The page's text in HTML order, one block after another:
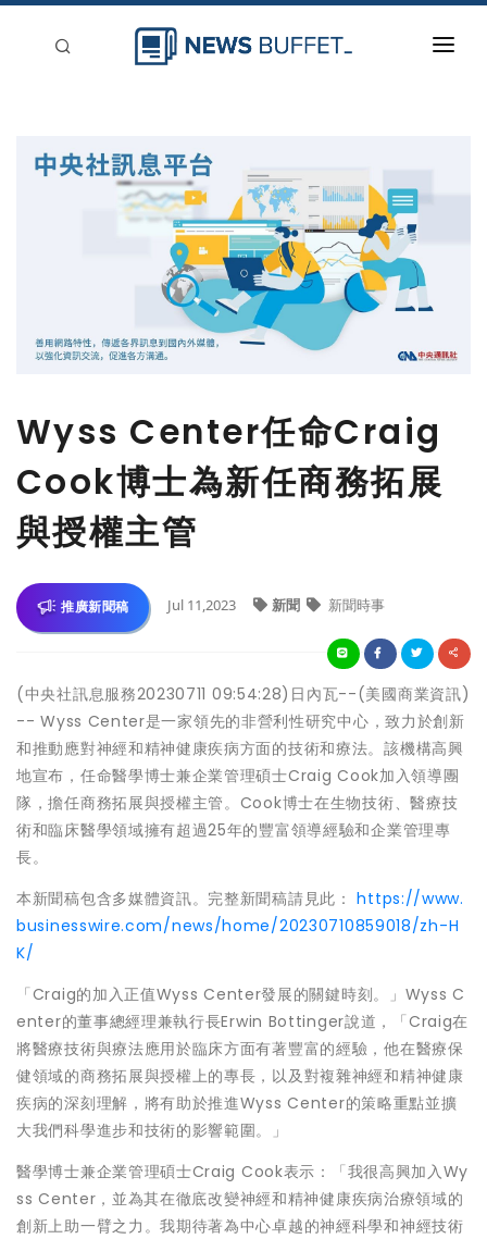
Wyss Center任命Craig
Cook博士為新任商務拓展
與授權主管
推廣新聞稿 Jul 11,2023 新聞 新聞時事
(中央社訊息服務20230711 09:54:28)日內瓦--(美國商業資訊)
-- Wyss Center是一家領先的非營利性研究中心，致力於創新
和推動應對神經和精神健康疾病方面的技術和療法。該機構高興
地宣布，任命醫學博士兼企業管理碩士Craig Cook加入領導團
隊，擔任商務拓展與授權主管。Cook博士在生物技術、醫療技
術和臨床醫學領域擁有超過25年的豐富領導經驗和企業管理專
長。
本新聞稿包含多媒體資訊。完整新聞稿請見此：https://www.
businesswire.com/news/home/20230710859018/zh-H
K/
「Craig的加入正值Wyss Center發展的關鍵時刻。」Wyss C
enter的董事總經理兼執行長Erwin Bottinger說道，「Craig在
將醫療技術與療法應用於臨床方面有著豐富的經驗，他在醫療保
健領域的商務拓展與授權上的專長，以及對複雜神經和精神健康
疾病的深刻理解，將有助於推進Wyss Center的策略重點並擴
大我們科學進步和技術的影響範圍。」
醫學博士兼企業管理碩士Craig Cook表示：「我很高興加入Wy
ss Center，並為其在徹底改變神經和精神健康疾病治療領域的
創新上助一臂之力。我期待著為中心卓越的神經科學和神經技術